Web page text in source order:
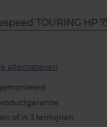
alternatieven
of in 3 termijnen